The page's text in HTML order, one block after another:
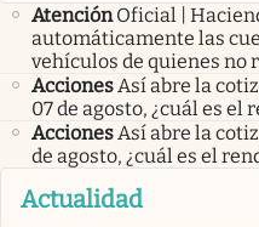
Atención Oficial |
automáticamente las
vehículos de quienes no
AccionesAsí abre la
07 de agosto, ¿cuál es el
AccionesAsí abre la
de agosto, ¿cuál es el
Actualidad